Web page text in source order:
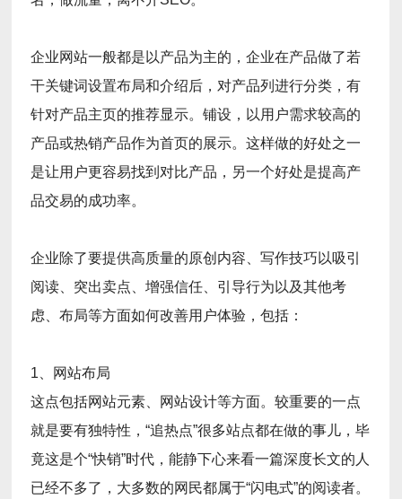
企业网站一般都是以产品为主的，企业在产品做了若
干关键词设置布局和介绍后，对产品列进行分类，有
针对产品主页的推荐显示。铺设，以用户需求较高的
产品或热销产品作为首页的展示。这样做的好处之一
是让用户更容易找到对比产品，另一个好处是提高产
品交易的成功率。
企业除了要提供高质量的原创内容、写作技巧以吸引
阅读、突出卖点、增强信任、引导行为以及其他考
虑、布局等方面如何改善用户体验，包括：
1、网站布局
这点包括网站元素、网站设计等方面。较重要的一点
就是要有独特性，“追热点”很多站点都在做的事儿，毕
竟这是个“快销”时代，能静下心来看一篇深度长文的人
已经不多了，大多数的网民都属于“闪电式”的阅读者。